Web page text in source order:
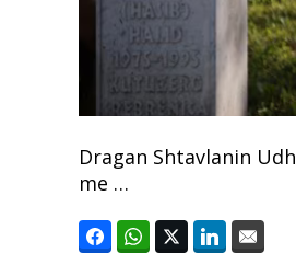
Dragan Shtavlanin
me …